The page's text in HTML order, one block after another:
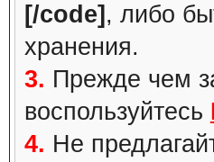
[/code] , либо
хранения.
3. Прежде чем
воспользуйтесь
4. Не